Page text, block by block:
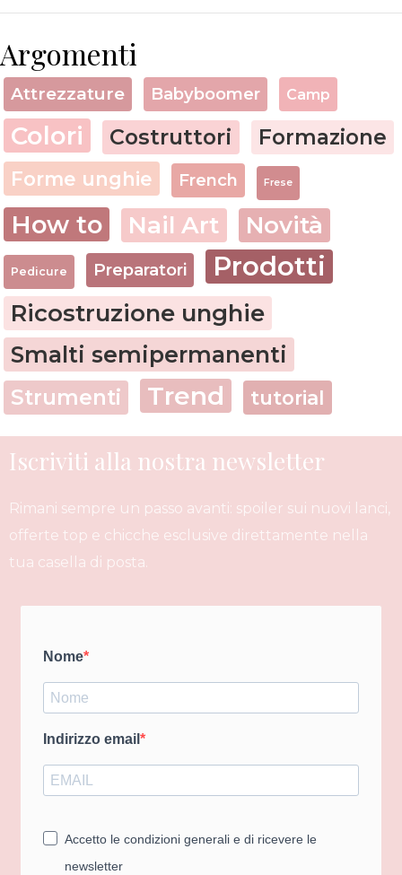
Argomenti
Attrezzature Babyboomer Camp
Colori Costruttori Formazione
Forme unghie French Frese
How to Nail Art Novità
Pedicure Preparatori Prodotti
Ricostruzione unghie
Smalti semipermanenti
Strumenti Trend tutorial
Iscriviti alla nostra newsletter
Rimani sempre un passo avanti: spoiler sui nuovi lanci,
offerte top e chicche esclusive direttamente nella
tua casella di posta.
Nome
Indirizzo email
Accetto le condizioni generali e di ricevere le
newsletter